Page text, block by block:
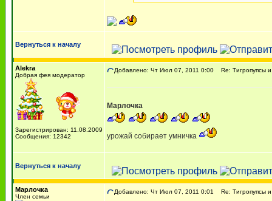
Вернуться к началу
Alekra
Добрая фея модератор
Зарегистрирован: 11.08.2009
Сообщения: 12342
Добавлено: Чт Июл 07, 2011 0:00 Re: Тигропупсы
Марлочка
урожай собирает умничка
Вернуться к началу
Марлочка
Член семьи
Добавлено: Чт Июл 07, 2011 0:01 Re: Тигропупсы